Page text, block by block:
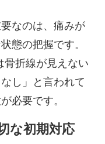
なのは、痛みが
態の把握です。
骨折線が見えない
し」と言われて
必要です。
な初期対応